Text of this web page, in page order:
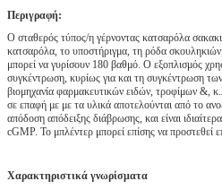
Περιγραφή:
Ο σταθερός τύπος/η γέρνοντας κατσαρόλα
κατσαρόλα, το υποστήριγμα, τη ρόδα
μπορεί να γυρίσουν 180 βαθμό. Ο εξοπλισμός
συγκέντρωση, κυρίως για και τη συγκέντρωση
βιομηχανία φαρμακευτικών ειδών, τροφίμων &,
σε επαφή με με τα υλικά αποτελούνται από το
απόδοση απόδειξης διάβρωσης, και είναι
cGMP. Το μπλέντερ μπορεί επίσης να προστεθεί
Χαρακτηριστικά γνωρίσματα